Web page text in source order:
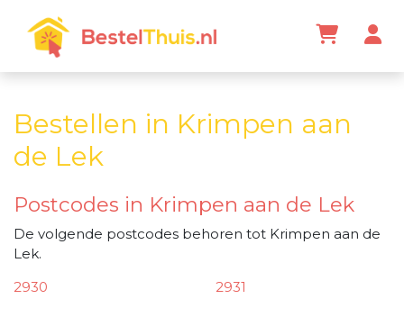
Bestellen in Krimpen aan
de Lek
Postcodes in Krimpen aan de Lek
De volgende postcodes behoren tot Krimpen aan de
Lek.
2930
2931